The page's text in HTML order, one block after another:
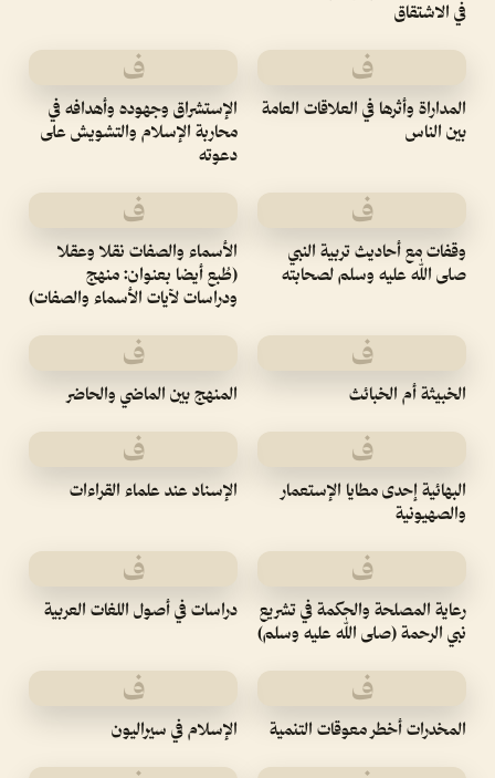
في الاشتقاق
ف
المداراة وأثرها في العلاقات العامة
بين الناس
ف
الإستشراق وجهوده وأهدافه في
محاربة الإسلام والتشويش على
دعوته
ف
وقفات مع أحاديث تربية النبي
صلى الله عليه وسلم لصحابته
ف
الأسماء والصفات نقلا وعقلا
(طُبع أيضا بعنوان: منهج
ودراسات لآيات الأسماء والصفات)
ف
الخبيثة أم الخبائث
ف
المنهج بين الماضي والحاضر
ف
البهائية إحدى مطايا الإستعمار
والصهيونية
ف
الإسناد عند علماء القراءات
ف
رعاية المصلحة والحكمة في تشريع
نبي الرحمة (صلى الله عليه وسلم)
ف
دراسات في أصول اللغات العربية
ف
المخدرات أخطر معوقات التنمية
ف
الإسلام في سيراليون